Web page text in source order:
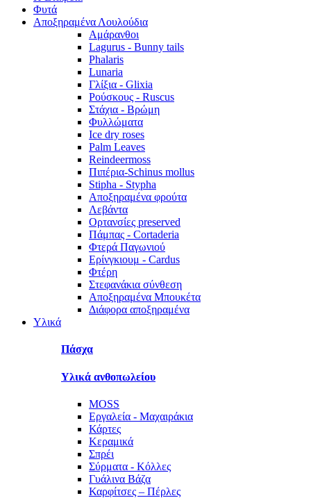
Φυτά
Αποξηραμένα Λουλούδια
Αμάρανθοι
Lagurus - Bunny tails
Phalaris
Lunaria
Γλίξια - Glixia
Ρούσκους - Ruscus
Στάχια - Βρώμη
Φυλλώματα
Ice dry roses
Palm Leaves
Reindeermoss
Πιπέρια-Schinus mollus
Stipha - Stypha
Αποξηραμένα φρούτα
Λεβάντα
Ορτανσίες preserved
Πάμπας - Cortaderia
Φτερά Παγωνιού
Ερίνγκιουμ - Cardus
Φτέρη
Στεφανάκια σύνθεση
Αποξηραμένα Μπουκέτα
Διάφορα αποξηραμένα
Υλικά
Πάσχα
Υλικά ανθοπωλείου
MOSS
Εργαλεία - Μαχαιράκια
Κάρτες
Κεραμικά
Σπρέι
Σύρματα - Κόλλες
Γυάλινα Βάζα
Καρφίτσες – Πέρλες